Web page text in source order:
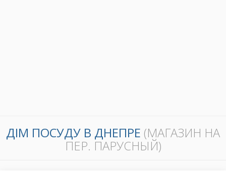
ДІМ ПОСУДУ В ДНЕПРЕ (МАГАЗИН НА
ПЕР. ПАРУСНЫЙ)